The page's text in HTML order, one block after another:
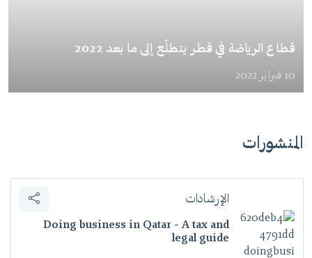
قطاع الرياضة في قطر يتطلّع إلى ما بعد 2022
10 فبراير 2022
المنشورات
الإرشادات
Doing business in Qatar - A tax and
legal guide